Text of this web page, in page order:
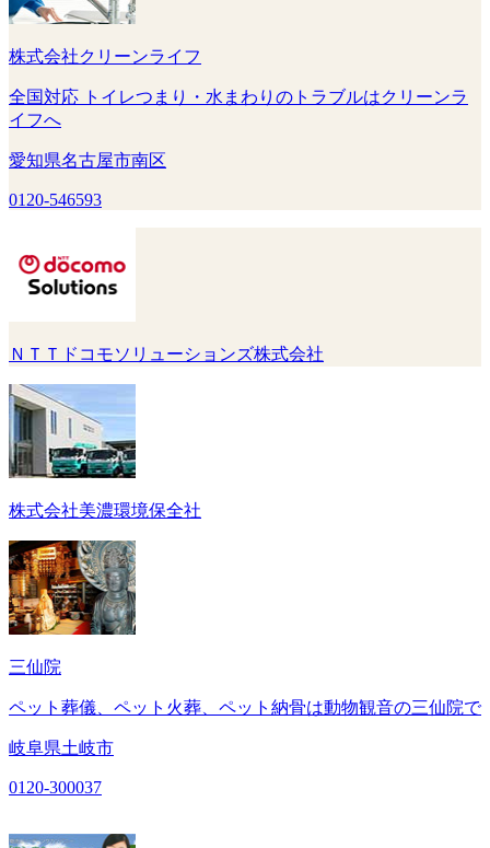
株式会社クリーンライフ
全国対応 トイレつまり・水まわりのトラブルはクリーンラ
イフへ
愛知県名古屋市南区
0120-546593
ＮＴＴドコモソリューションズ株式会社
株式会社美濃環境保全社
三仙院
ペット葬儀、ペット火葬、ペット納骨は動物観音の三仙院で
岐阜県土岐市
0120-300037